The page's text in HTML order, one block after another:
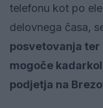
telefonu kot po
delovnega časa,
posvetovanja
mogoče
podjetja na